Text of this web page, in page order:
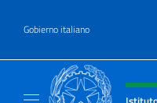
Gobierno italiano
Encabezado